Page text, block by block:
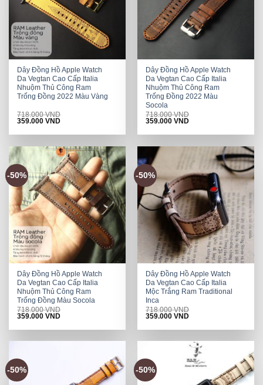
Dây Đồng Hồ Apple Watch
Da Vegtan Cao Cấp Italia
Nhuộm Thủ Công Ram
Trống Đồng 2022 Màu Vàng
718.000VND
Original
was:
359.000VNDCurrent
is:
Dây Đồng Hồ Apple Watch
Da Vegtan Cao Cấp Italia
Nhuộm Thủ Công Ram
Trống Đồng 2022 Màu
Socola
718.000VND
Original
was:
359.000VNDCurrent
is:
-50%
Dây Đồng Hồ Apple Watch
Da Vegtan Cao Cấp Italia
Nhuộm Thủ Công Ram
Trống Đồng Màu Socola
718.000VND
Original
was:
359.000VNDCurrent
is:
-50%
Dây Đồng Hồ Apple Watch
Da Vegtan Cao Cấp Italia
Mộc Trắng Ram Traditional
Inca
718.000VND
Original
was:
359.000VNDCurrent
is:
-50% -50%